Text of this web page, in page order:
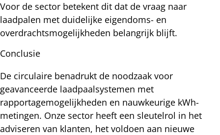
Voor de sector betekent dit dat de vraag naar
laadpalen met duidelijke eigendoms- en
overdrachtsmogelijkheden belangrijk blijft.
Conclusie
De circulaire benadrukt de noodzaak voor
geavanceerde laadpaalsystemen met
rapportagemogelijkheden en nauwkeurige kWh-
metingen. Onze sector heeft een sleutelrol in het
adviseren van klanten, het voldoen aan nieuwe